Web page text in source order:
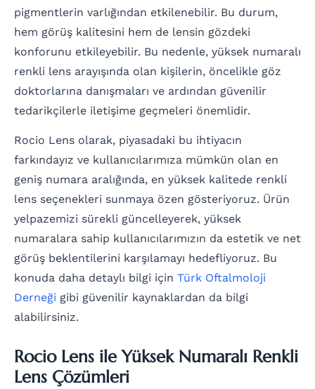
pigmentlerin varlığından etkilenebilir. Bu durum,
hem görüş kalitesini hem de lensin gözdeki
konforunu etkileyebilir. Bu nedenle, yüksek numaralı
renkli lens arayışında olan kişilerin, öncelikle göz
doktorlarına danışmaları ve ardından güvenilir
tedarikçilerle iletişime geçmeleri önemlidir.
Rocio Lens olarak, piyasadaki bu ihtiyacın
farkındayız ve kullanıcılarımıza mümkün olan en
geniş numara aralığında, en yüksek kalitede renkli
lens seçenekleri sunmaya özen gösteriyoruz. Ürün
yelpazemizi sürekli güncelleyerek, yüksek
numaralara sahip kullanıcılarımızın da estetik ve net
görüş beklentilerini karşılamayı hedefliyoruz. Bu
konuda daha detaylı bilgi için Türk Oftalmoloji
Derneği gibi güvenilir kaynaklardan da bilgi
alabilirsiniz.
Rocio Lens ile Yüksek Numaralı Renkli
Lens Çözümleri